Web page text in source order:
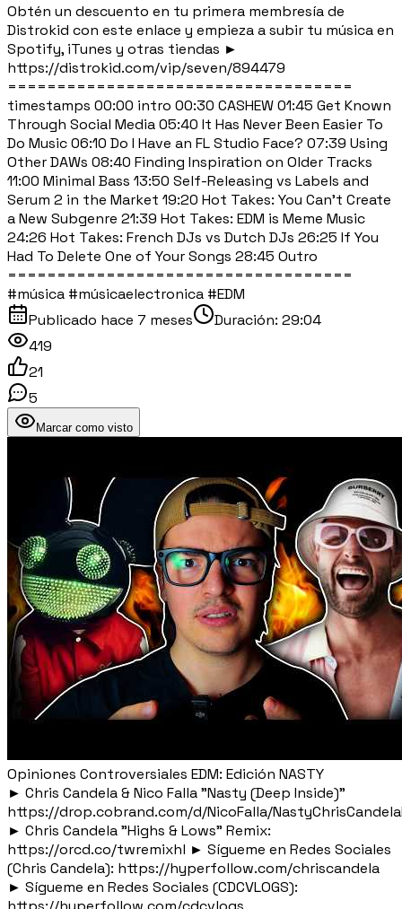
Obtén un descuento en tu primera membresía de
Distrokid con este enlace y empieza a subir tu música en
Spotify, iTunes y otras tiendas ►
https://distrokid.com/vip/seven/894479
===================================
timestamps 00:00 intro 00:30 CASHEW 01:45 Get Known
Through Social Media 05:40 It Has Never Been Easier To
Do Music 06:10 Do I Have an FL Studio Face? 07:39 Using
Other DAWs 08:40 Finding Inspiration on Older Tracks
11:00 Minimal Bass 13:50 Self-Releasing vs Labels and
Serum 2 in the Market 19:20 Hot Takes: You Can't Create
a New Subgenre 21:39 Hot Takes: EDM is Meme Music
24:26 Hot Takes: French DJs vs Dutch DJs 26:25 If You
Had To Delete One of Your Songs 28:45 Outro
===================================
#música #músicaelectronica #EDM
Publicado hace 7 meses Duración: 29:04
419
21
5
Marcar como visto
Opiniones Controversiales EDM: Edición NASTY
► Chris Candela & Nico Falla "Nasty (Deep Inside)"
https://drop.cobrand.com/d/NicoFalla/
► Chris Candela "Highs & Lows" Remix:
https://orcd.co/twremixhl ► Sígueme en Redes Sociales
(Chris Candela): https://hyperfollow.com/chriscandela
► Sígueme en Redes Sociales (CDCVLOGS):